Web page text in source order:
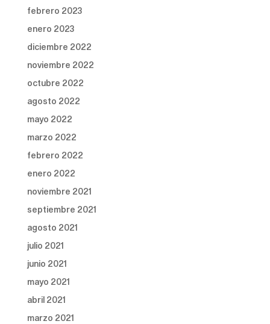
febrero 2023
enero 2023
diciembre 2022
noviembre 2022
octubre 2022
agosto 2022
mayo 2022
marzo 2022
febrero 2022
enero 2022
noviembre 2021
septiembre 2021
agosto 2021
julio 2021
junio 2021
mayo 2021
abril 2021
marzo 2021